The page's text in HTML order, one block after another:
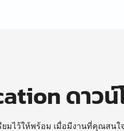
ดาว
ยมไว้ให้พร้อม เมื่อมีงานที่คุณสนใ